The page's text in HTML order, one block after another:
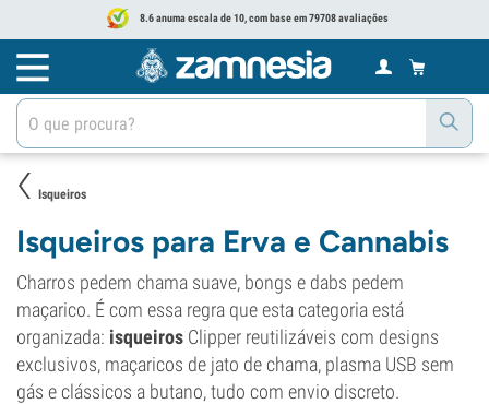
8.6 anuma escala de 10, com base em 79708 avaliações
Isqueiros
Isqueiros para Erva e Cannabis
Charros pedem chama suave, bongs e dabs pedem
maçarico. É com essa regra que esta categoria está
organizada: isqueiros Clipper reutilizáveis com designs
exclusivos, maçaricos de jato de chama, plasma USB sem
gás e clássicos a butano, tudo com envio discreto.